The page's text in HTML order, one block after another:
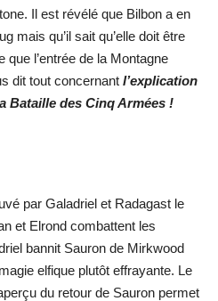
Il est révélé que Bilbon a en
mais qu’il sait qu’elle doit être
que l’entrée de la Montagne
dit tout concernant l’explication
Bataille des Cinq Armées !
par Galadriel et Radagast le
et Elrond combattent les
bannit Sauron de Mirkwood
elfique plutôt effrayante. Le
du retour de Sauron permet